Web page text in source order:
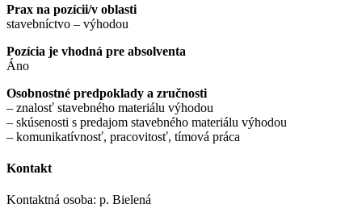
Prax na pozícii/v oblasti
stavebníctvo – výhodou
Pozícia je vhodná pre absolventa
Áno
Osobnostné predpoklady a zručnosti
– znalosť stavebného materiálu výhodou
– skúsenosti s predajom stavebného materiálu výhodou
– komunikatívnosť, pracovitosť, tímová práca
Kontakt
Kontaktná osoba: p. Bielená